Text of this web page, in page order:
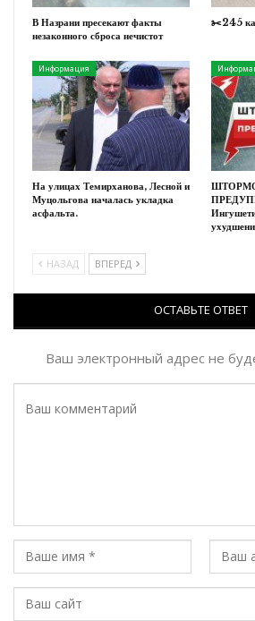
В Назрани пресекают факты
незаконного сброса нечистот
✂️245
Информация
На улицах Темирханова, Лесной и
Муцольгова началась укладка
асфальта.
НАЗАД ВПЕРЕД
ОСТАВЬТЕ ОТВЕТ
Ваш электронный адрес не